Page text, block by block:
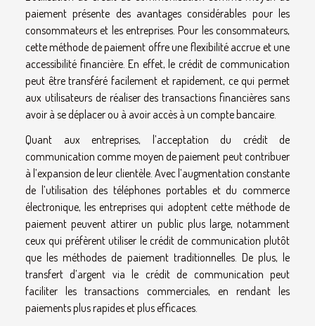
paiement présente des avantages considérables pour les
consommateurs et les entreprises. Pour les consommateurs,
cette méthode de paiement offre une flexibilité accrue et une
accessibilité financière. En effet, le crédit de communication
peut être transféré facilement et rapidement, ce qui permet
aux utilisateurs de réaliser des transactions financières sans
avoir à se déplacer ou à avoir accès à un compte bancaire.
Quant aux entreprises, l’acceptation du crédit de
communication comme moyen de paiement peut contribuer
à l’expansion de leur clientèle. Avec l’augmentation constante
de l’utilisation des téléphones portables et du commerce
électronique, les entreprises qui adoptent cette méthode de
paiement peuvent attirer un public plus large, notamment
ceux qui préfèrent utiliser le crédit de communication plutôt
que les méthodes de paiement traditionnelles. De plus, le
transfert d’argent via le crédit de communication peut
faciliter les transactions commerciales, en rendant les
paiements plus rapides et plus efficaces.